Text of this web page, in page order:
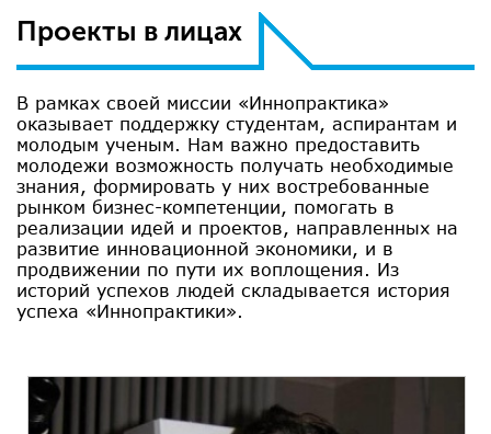
Проекты в лицах
В рамках своей миссии «Иннопрактика»
оказывает поддержку студентам, аспирантам и
молодым ученым. Нам важно предоставить
молодежи возможность получать необходимые
знания, формировать у них востребованные
рынком бизнес-компетенции, помогать в
реализации идей и проектов, направленных на
развитие инновационной экономики, и в
продвижении по пути их воплощения. Из
историй успехов людей складывается история
успеха «Иннопрактики».